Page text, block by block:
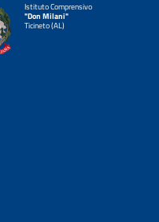
Istituto Comprensivo
"Don Milani"
Ticineto (AL)